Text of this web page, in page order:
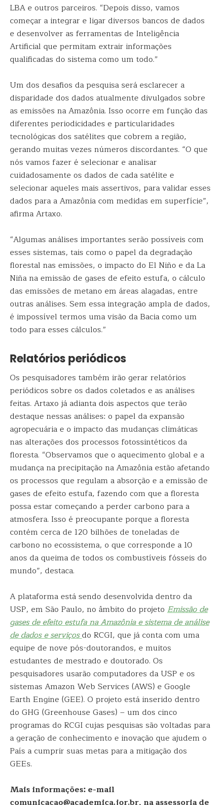
LBA e outros parceiros. “Depois disso, vamos
começar a integrar e ligar diversos bancos de dados
e desenvolver as ferramentas de Inteligência
Artificial que permitam extrair informações
qualificadas do sistema como um todo.”
Um dos desafios da pesquisa será esclarecer a
disparidade dos dados atualmente divulgados sobre
as emissões na Amazônia. Isso ocorre em função das
diferentes periodicidades e particularidades
tecnológicas dos satélites que cobrem a região,
gerando muitas vezes números discordantes. “O que
nós vamos fazer é selecionar e analisar
cuidadosamente os dados de cada satélite e
selecionar aqueles mais assertivos, para validar esses
dados para a Amazônia com medidas em superfície”,
afirma Artaxo.
“Algumas análises importantes serão possíveis com
esses sistemas, tais como o papel da degradação
florestal nas emissões, o impacto do El Niño e da La
Niña na emissão de gases de efeito estufa, o cálculo
das emissões de metano em áreas alagadas, entre
outras análises. Sem essa integração ampla de dados,
é impossível termos uma visão da Bacia como um
todo para esses cálculos.”
Relatórios periódicos
Os pesquisadores também irão gerar relatórios
periódicos sobre os dados coletados e as análises
feitas. Artaxo já adianta dois aspectos que terão
destaque nessas análises: o papel da expansão
agropecuária e o impacto das mudanças climáticas
nas alterações dos processos fotossintéticos da
floresta. “Observamos que o aquecimento global e a
mudança na precipitação na Amazônia estão afetando
os processos que regulam a absorção e a emissão de
gases de efeito estufa, fazendo com que a floresta
possa estar começando a perder carbono para a
atmosfera. Isso é preocupante porque a floresta
contém cerca de 120 bilhões de toneladas de
carbono no ecossistema, o que corresponde a 10
anos da queima de todos os combustíveis fósseis do
mundo”, destaca.
A plataforma está sendo desenvolvida dentro da
USP, em São Paulo, no âmbito do projeto Emissão de
gases de efeito estufa na Amazônia e sistema de análise
de dados e serviçosdo RCGI, que já conta com uma
equipe de nove pós-doutorandos, e muitos
estudantes de mestrado e doutorado. Os
pesquisadores usarão computadores da USP e os
sistemas Amazon Web Services (AWS) e Google
Earth Engine (GEE). O projeto está inserido dentro
do GHG (Greenhouse Gases) – um dos cinco
programas do RCGI cujas pesquisas são voltadas para
a geração de conhecimento e inovação que ajudem o
País a cumprir suas metas para a mitigação dos
GEEs.
Mais informações: e-mail